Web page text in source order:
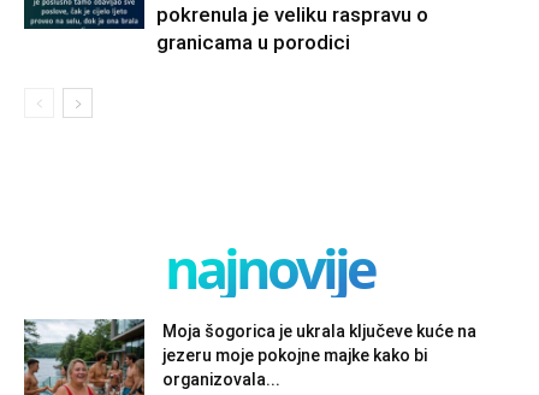
pokrenula je veliku raspravu o
granicama u porodici
najnovije
Moja šogorica je ukrala ključeve kuće na
jezeru moje pokojne majke kako bi
organizovala...